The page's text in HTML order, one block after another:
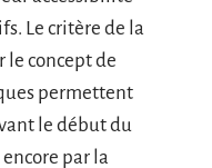
Le critère de la
le concept de
permettent
le début du
par la